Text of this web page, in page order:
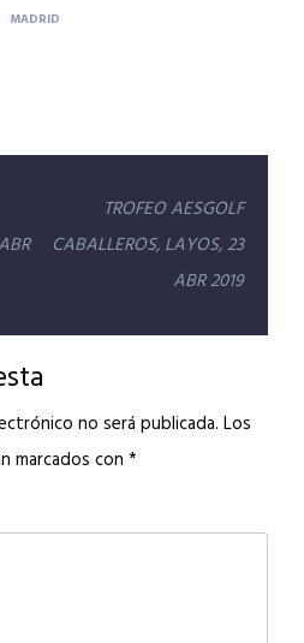
MADRID
TROFEO AESGOLF
CABALLEROS, LAYOS, 23
ABR 2019
no será publicada. Los
marcados con *